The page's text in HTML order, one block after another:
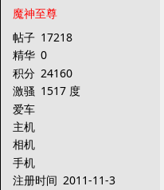
魔神至尊
帖子 17218
精华 0
积分 24160
激骚 1517 度
爱车
主机
相机
手机
注册时间 2011-11-3